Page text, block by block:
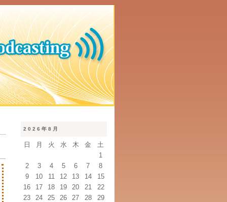
2026年8月
日 月 火 水 木 金
土
1
2
3 4 5 6 7
8
9
10 11 12 13 14
15
16
17 18 19 20 21
22
23
24 25 26 27 28
29